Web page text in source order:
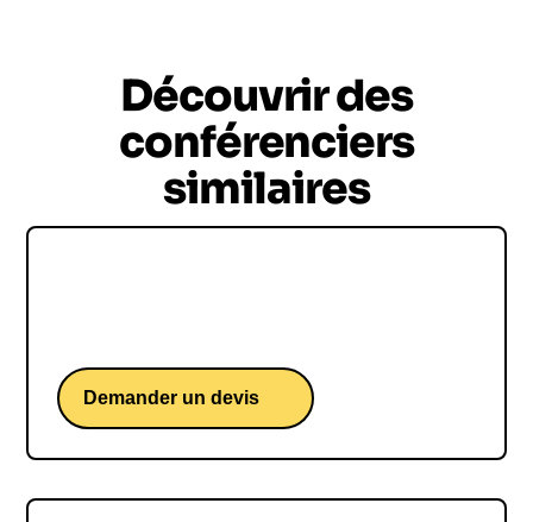
Découvrir des
conférenciers
similaires
Demander un devis